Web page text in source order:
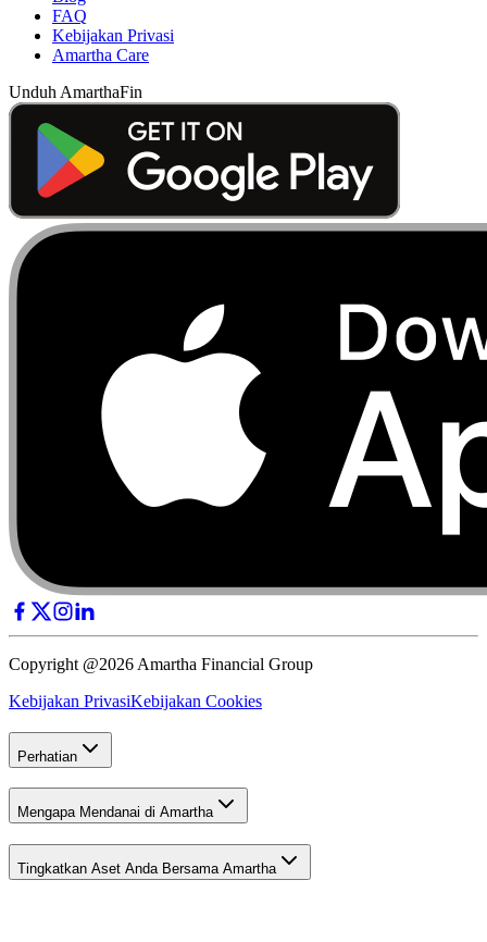
FAQ
Kebijakan Privasi
Amartha Care
Unduh AmarthaFin
Copyright @2026 Amartha Financial Group
Kebijakan PrivasiKebijakan Cookies
Perhatian
Mengapa Mendanai di Amartha
Tingkatkan Aset Anda Bersama Amartha